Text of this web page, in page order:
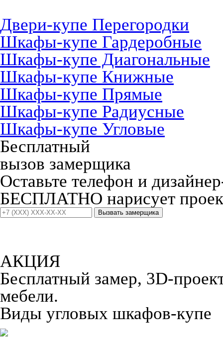
Двери-купе Перегородки
Шкафы-купе Гардеробные
Шкафы-купе Диагональные
Шкафы-купе Книжные
Шкафы-купе Прямые
Шкафы-купе Радиусные
Шкафы-купе Угловые
Бесплатный
вызов замерщика
Оставьте телефон и
БЕСПЛАТНО нарисует
Вызвать замерщика
АКЦИЯ
Бесплатный замер, 3D-
мебели.
Виды угловых шкафов-купе